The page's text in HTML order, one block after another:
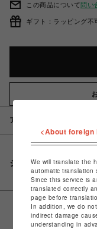
この商品について問い
ギフト：ラッピング不
アイテム説明 / 素材
シェアする
<About foreign
We will translate the
automatic translation
Since this service is
translated correctly
page before
In addition, we do
indirect damage
understanding in